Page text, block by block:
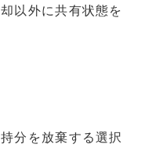
以外に共有状態を
分を放棄する選択